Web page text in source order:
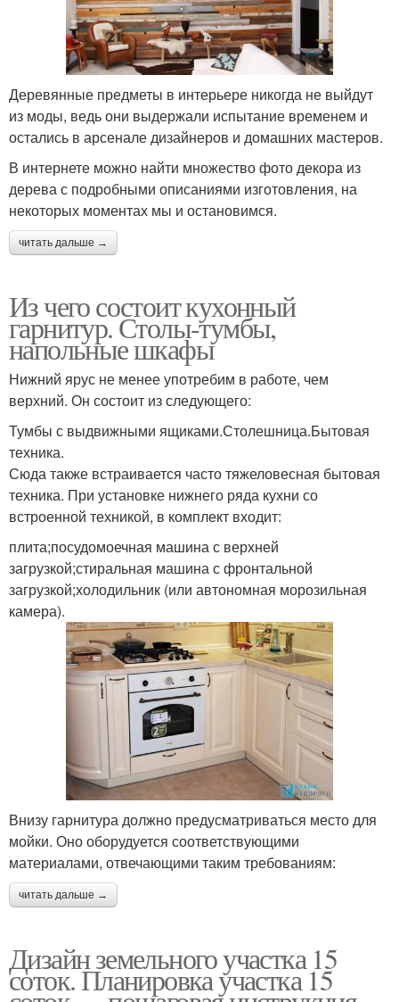
Деревянные предметы в интерьере никогда не выйдут
из моды, ведь они выдержали испытание временем и
остались в арсенале дизайнеров и домашних мастеров.
В интернете можно найти множество фото декора из
дерева с подробными описаниями изготовления, на
некоторых моментах мы и остановимся.
читать дальше →
Из чего состоит кухонный
гарнитур. Столы-тумбы,
напольные шкафы
Нижний ярус не менее употребим в работе, чем
верхний. Он состоит из следующего:
Тумбы с выдвижными ящиками.Столешница.Бытовая
техника.
Сюда также встраивается часто тяжеловесная бытовая
техника. При установке нижнего ряда кухни со
встроенной техникой, в комплект входит:
плита;посудомоечная машина с верхней
загрузкой;стиральная машина с фронтальной
загрузкой;холодильник (или автономная морозильная
камера).
Внизу гарнитура должно предусматриваться место для
мойки. Оно оборудуется соответствующими
материалами, отвечающими таким требованиям:
читать дальше →
Дизайн земельного участка 15
соток. Планировка участка 15